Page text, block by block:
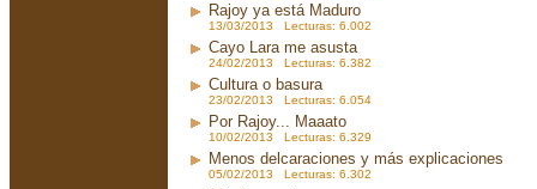
Rajoy ya está Maduro
13/03/2013 Lecturas: 6.002
Cayo Lara me asusta
24/02/2013 Lecturas: 6.382
Cultura o basura
23/02/2013 Lecturas: 6.054
Por Rajoy... Maaato
10/02/2013 Lecturas: 6.329
Menos delcaraciones y más explicaciones
05/02/2013 Lecturas: 6.302